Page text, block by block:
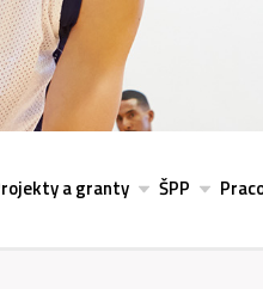
a granty ŠPP